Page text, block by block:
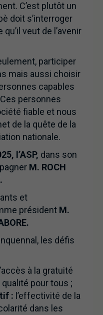
C’est plutôt un
doit s’interroger
veut de l’avenir
participer
mais aussi choisir
capables
personnes
fiable et nous
de la quête de la
nationale.
l’ASP, dans son
M. ROCH
et
président M.
les défis
à la gratuité
pour tous ;
: l’effectivité de la
dans les